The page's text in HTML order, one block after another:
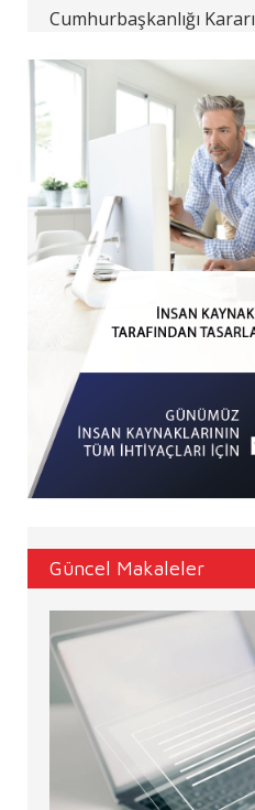
Cumhurbaşkanlığı Kararı
Güncel Makaleler